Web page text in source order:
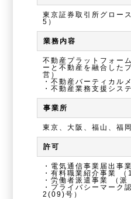
東京証券取引所グロー
5）
業務内容
不動産プラットフォー
ーと不動産を融合した
営）
・不動産バーティカル
・不動産業務支援シス
事業所
東京、大阪、福山、福岡
許可
・電気通信事業届出事
・有料職業紹介事業
・労働者派遣事業
（
・プライバシーマーク
2(09)号）